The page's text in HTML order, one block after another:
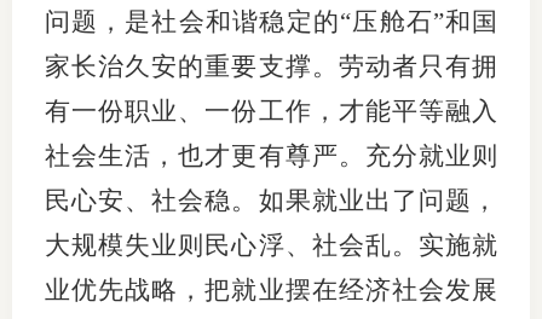
问题，是社会和谐稳定的“压舱石”和国
家长治久安的重要支撑。劳动者只有拥
有一份职业、一份工作，才能平等融入
社会生活，也才更有尊严。充分就业则
民心安、社会稳。如果就业出了问题，
大规模失业则民心浮、社会乱。实施就
业优先战略，把就业摆在经济社会发展